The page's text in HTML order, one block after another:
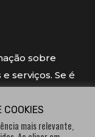
sobre
serviços. Se é
do
mais relevante,